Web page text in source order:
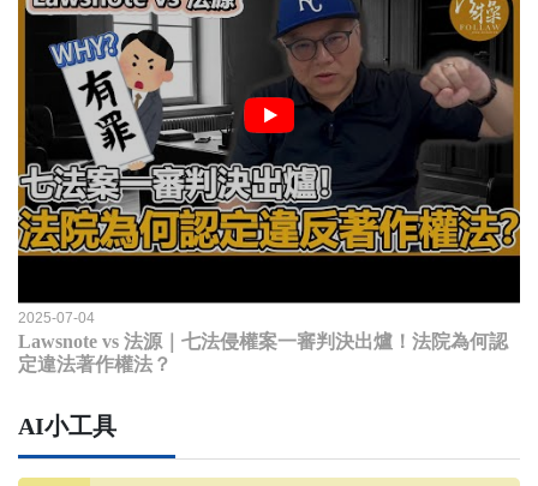
2025-07-04
Lawsnote vs 法源｜七法侵權案一審判決出爐！法院為何認
定違法著作權法？
AI小工具